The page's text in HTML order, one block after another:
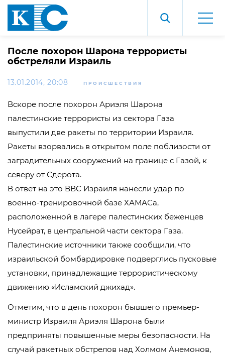
После похорон Шарона террористы
обстреляли Израиль
13.01.2014, 20:08 ПРОИСШЕСТВИЯ
Вскоре после похорон Ариэля Шарона
палестинские террористы из сектора Газа
выпустили две ракеты по территории Израиля.
Ракеты взорвались в открытом поле поблизости от
заградительных сооружений на границе с Газой, к
северу от Сдерота.
В ответ на это ВВС Израиля нанесли удар по
военно-тренировочной базе ХАМАСа,
расположенной в лагере палестинских беженцев
Нусейрат, в центральной части сектора Газа.
Палестинские источники также сообщили, что
израильской бомбардировке подверглись пусковые
установки, принадлежащие террористическому
движению «Исламский джихад».
Отметим, что в день похорон бывшего премьер-
министр Израиля Ариэля Шарона были
предприняты повышенные меры безопасности. На
случай ракетных обстрелов над Холмом Анемонов,